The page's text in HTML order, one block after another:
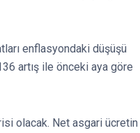
enflasyondaki düşüşü
artış ile önceki aya göre
olacak. Net asgari ücretin